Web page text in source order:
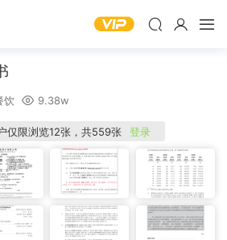
9.38w
仅限浏览12张，共559张 登录